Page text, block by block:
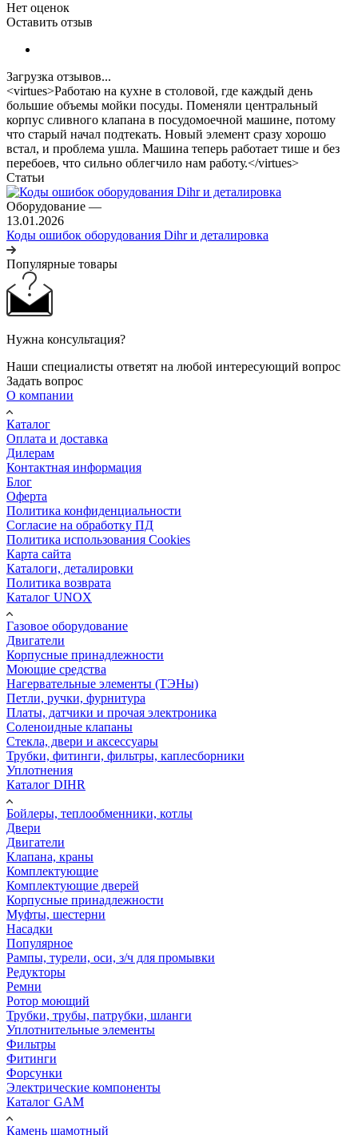
Нет оценок
Оставить отзыв
Загрузка отзывов...
<virtues>Работаю на кухне в столовой, где каждый день
большие объемы мойки посуды. Поменяли центральный
корпус сливного клапана в посудомоечной машине, потому
что старый начал подтекать. Новый элемент сразу хорошо
встал, и проблема ушла. Машина теперь работает тише и без
перебоев, что сильно облегчило нам работу.</virtues>
Статьи
Оборудование —
13.01.2026
Коды ошибок оборудования Dihr и деталировка
Популярные товары
Нужна консультация?
Наши специалисты ответят на любой интересующий вопрос
Задать вопрос
О компании
Каталог
Оплата и доставка
Дилерам
Контактная информация
Блог
Оферта
Политика конфиденциальности
Согласие на обработку ПД
Политика использования Cookies
Карта сайта
Каталоги, деталировки
Политика возврата
Каталог UNOX
Газовое оборудование
Двигатели
Корпусные принадлежности
Моющие средства
Нагервательные элементы (ТЭНы)
Петли, ручки, фурнитура
Платы, датчики и прочая электроника
Соленоидные клапаны
Стекла, двери и аксессуары
Трубки, фитинги, фильтры, каплесборники
Уплотнения
Каталог DIHR
Бойлеры, теплообменники, котлы
Двери
Двигатели
Клапана, краны
Комплектующие
Комплектующие дверей
Корпусные принадлежности
Муфты, шестерни
Насадки
Популярное
Рампы, турели, оси, з/ч для промывки
Редукторы
Ремни
Ротор моющий
Трубки, трубы, патрубки, шланги
Уплотнительные элементы
Фильтры
Фитинги
Форсунки
Электрические компоненты
Каталог GAM
Камень шамотный